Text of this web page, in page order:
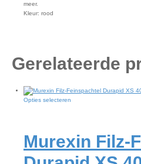
meer.
Kleur: rood
Gerelateerde
Opties selecteren
variaties.
Deze
optie
Murexin Filz-